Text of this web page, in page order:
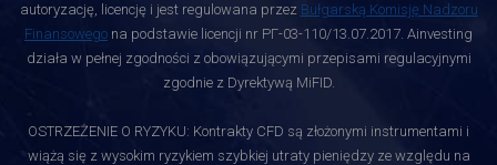
autoryzację, licencję i jest regulowana przez Bułgarską Komisję Nadzoru
Finansowego na podstawie licencji nr РГ-03-110/13.07.2017. Ainvesting
działa w pełnej zgodności z obowiązującymi przepisami regulacyjnymi
zgodnie z Dyrektywą MiFID.
OSTRZEŻENIE O RYZYKU: Kontrakty CFD są złożonymi instrumentami i
wiążą się z wysokim ryzykiem szybkiej utraty pieniędzy ze względu na